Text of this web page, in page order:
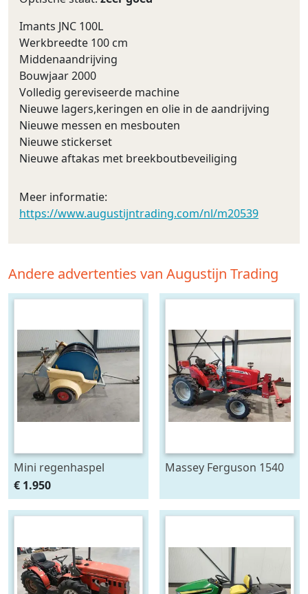
Imants JNC 100L
Werkbreedte 100 cm
Middenaandrijving
Bouwjaar 2000
Volledig gereviseerde machine
Nieuwe lagers,keringen en olie in de aandrijving
Nieuwe messen en mesbouten
Nieuwe stickerset
Nieuwe aftakas met breekboutbeveiliging
Meer informatie:
https://www.augustijntrading.com/nl/m20539
Andere advertenties van Augustijn Trading
Mini regenhaspel
€ 1.950
Massey Ferguson 1540